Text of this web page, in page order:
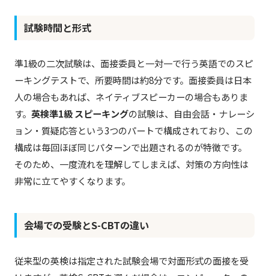
試験時間と形式
準1級の二次試験は、面接委員と一対一で行う英語でのスピ
ーキングテストで、所要時間は約8分です。面接委員は日本
人の場合もあれば、ネイティブスピーカーの場合もありま
す。 英検準1級 スピーキングの試験は、自由会話・ナレーシ
ョン・質疑応答という3つのパートで構成されており、この
構成は毎回ほぼ同じパターンで出題されるのが特徴です。
そのため、一度流れを理解してしまえば、対策の方向性は
非常に立てやすくなります。
会場での受験とS-CBTの違い
従来型の英検は指定された試験会場で対面形式の面接を受